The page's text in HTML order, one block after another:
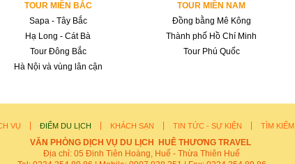
TOUR MIỀN BẮC
Sapa - Tây Bắc
Hạ Long - Cát Bà
Tour Đông Bắc
Hà Nội và vùng lân cận
TOUR MIỀN NAM
Đồng bằng Mê Kông
Thành phố Hồ Chí Minh
Tour Phú Quốc
VỤ ĐIỂM DU LỊCH KHÁCH SẠN TIN TỨC - SỰ KIỆN TÌM KIẾM
VĂN PHÒNG DỊCH VỤ DU LỊCH HUÊ THƯƠNG TRAVEL
Địa chỉ: 05 Đinh Tiên Hoàng, Huế - Thừa Thiên Huế